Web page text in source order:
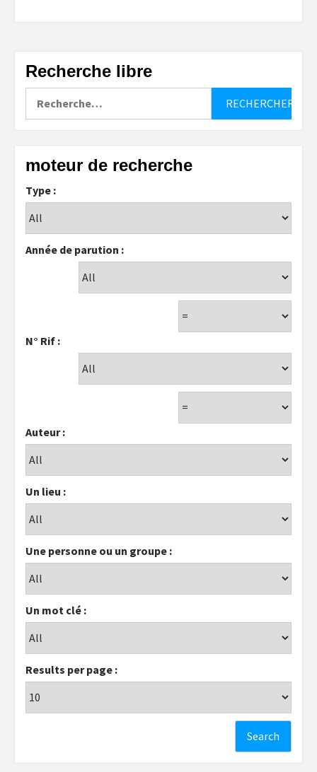
Recherche libre
moteur de recherche
Type :
Année de parution :
N° Rif :
Auteur :
Un lieu :
Une personne ou un groupe :
Un mot clé :
Results per page :